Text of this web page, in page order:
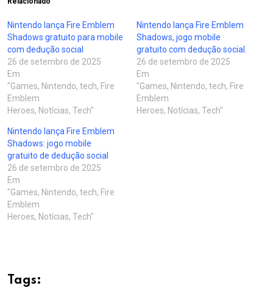
Nintendo lança Fire Emblem
Shadows gratuito para mobile
com dedução social
26 de setembro de 2025
Em
"Games, Nintendo, tech, Fire
Emblem
Heroes, Notícias, Tech"
Nintendo lança Fire Emblem
Shadows, jogo mobile
gratuito com dedução social.
26 de setembro de 2025
Em
"Games, Nintendo, tech, Fire
Emblem
Heroes, Notícias, Tech"
Nintendo lança Fire Emblem
Shadows: jogo mobile
gratuito de dedução social
26 de setembro de 2025
Em
"Games, Nintendo, tech, Fire
Emblem
Heroes, Notícias, Tech"
Tags: